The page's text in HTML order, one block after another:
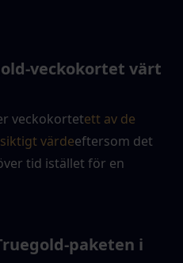
veckokortet värt
veckokortetett av de
värdeeftersom det
tid istället för en
paketen i